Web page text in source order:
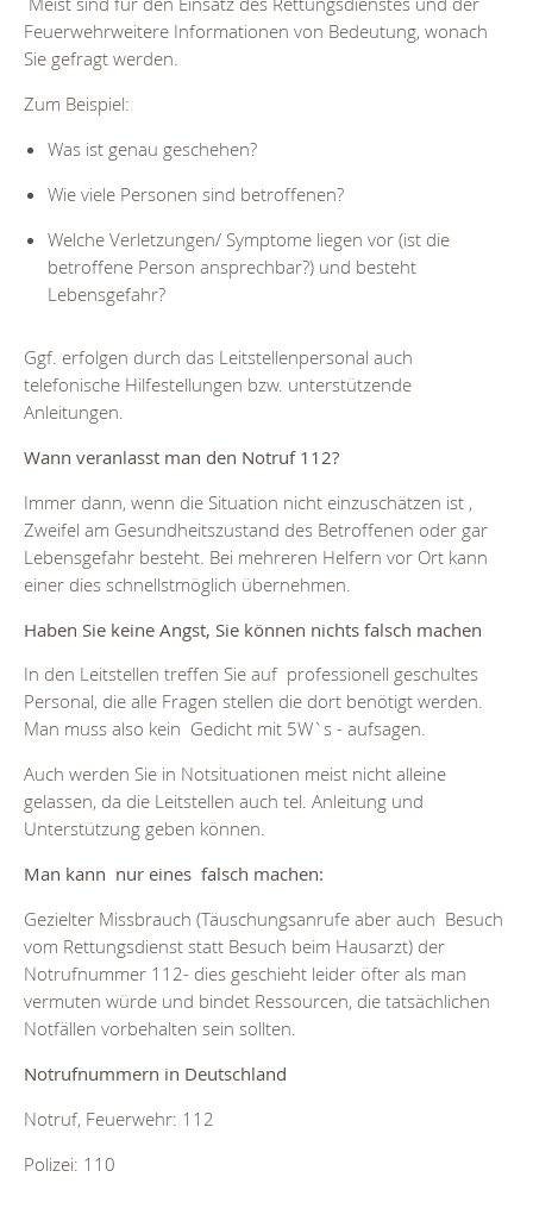
Feuerwehrweitere Informationen von Bedeutung, wonach
Sie gefragt werden.
Zum Beispiel:
Was ist genau geschehen?
Wie viele Personen sind betroffenen?
Welche Verletzungen/ Symptome liegen vor (ist die
betroffene Person ansprechbar?) und besteht
Lebensgefahr?
Ggf. erfolgen durch das Leitstellenpersonal auch
telefonische Hilfestellungen bzw. unterstützende
Anleitungen.
Wann veranlasst man den Notruf 112?
Immer dann, wenn die Situation nicht einzuschätzen ist ,
Zweifel am Gesundheitszustand des Betroffenen oder gar
Lebensgefahr besteht. Bei mehreren Helfern vor Ort kann
einer dies schnellstmöglich übernehmen.
Haben Sie keine Angst, Sie können nichts falsch machen
In den Leitstellen treffen Sie auf professionell geschultes
Personal, die alle Fragen stellen die dort benötigt werden.
Man muss also kein Gedicht mit 5W`s - aufsagen.
Auch werden Sie in Notsituationen meist nicht alleine
gelassen, da die Leitstellen auch tel. Anleitung und
Unterstützung geben können.
Man kann nur eines falsch machen:
Gezielter Missbrauch (Täuschungsanrufe aber auch Besuch
vom Rettungsdienst statt Besuch beim Hausarzt) der
Notrufnummer 112- dies geschieht leider öfter als man
vermuten würde und bindet Ressourcen, die tatsächlichen
Notfällen vorbehalten sein sollten.
Notrufnummern in Deutschland
Notruf, Feuerwehr: 112
Polizei: 110